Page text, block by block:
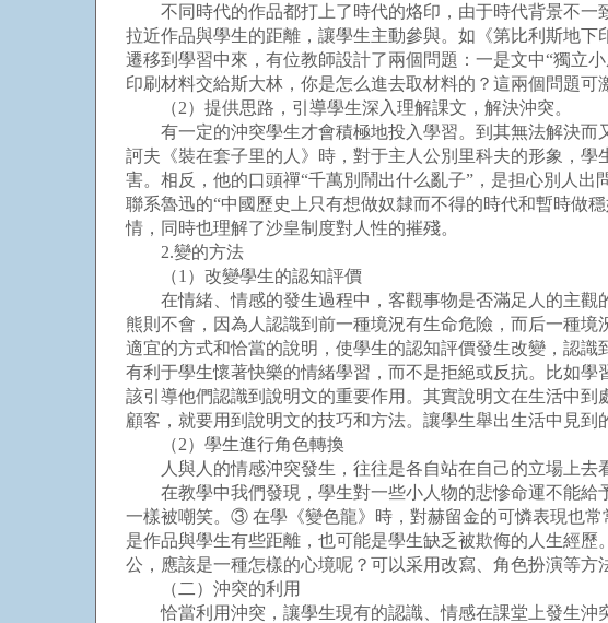
不同時代的作品都打上了時代的烙印，由于時代背景不一
拉近作品與學生的距離，讓學生主動參與。如《第比利斯地
遷移到學習中來，有位教師設計了兩個問題：一是文中“獨立
印刷材料交給斯大林，你是怎么進去取材料的？這兩個問題可
（2）提供思路，引導學生深入理解課文，解決沖突。
有一定的沖突學生才會積極地投入學習。到其無法解決而
訶夫《裝在套子里的人》時，對于主人公別里科夫的形象，
害。相反，他的口頭禪“千萬別鬧出什么亂子”，是担心別人
聯系魯迅的“中國歷史上只有想做奴隸而不得的時代和暫時做
情，同時也理解了沙皇制度對人性的摧殘。
2.變的方法
（1）改變學生的認知評價
在情緒、情感的發生過程中，客觀事物是否滿足人的主觀
熊則不會，因為人認識到前一種境況有生命危險，而后一種
適宜的方式和恰當的說明，使學生的認知評價發生改變，認
有利于學生懷著快樂的情緒學習，而不是拒絕或反抗。比如
該引導他們認識到說明文的重要作用。其實說明文在生活中
顧客，就要用到說明文的技巧和方法。讓學生舉出生活中見
（2）學生進行角色轉換
人與人的情感沖突發生，往往是各自站在自己的立場上去
在教學中我們發現，學生對一些小人物的悲慘命運不能給
一樣被嘲笑。③ 在學《變色龍》時，對赫留金的可憐表現也
是作品與學生有些距離，也可能是學生缺乏被欺侮的人生經
公，應該是一種怎樣的心境呢？可以采用改寫、角色扮演等方
（二）沖突的利用
恰當利用沖突，讓學生現有的認識、情感在課堂上發生沖